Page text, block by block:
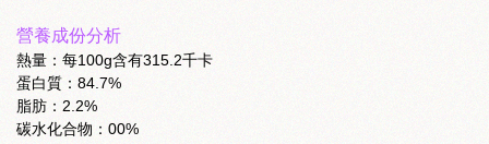
營養成份分析
熱量：每100g含有315.2千卡
蛋白質：84.7%
脂肪：2.2%
碳水化合物：00%